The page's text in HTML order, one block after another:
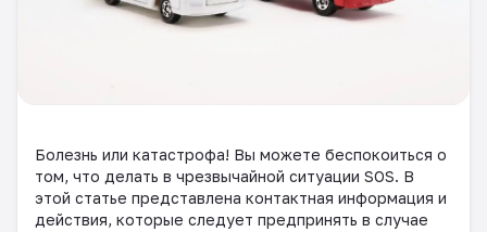
Болезнь или катастрофа! Вы можете беспокоиться о
том, что делать в чрезвычайной ситуации SOS. В
этой статье представлена ​​контактная информация и
действия, которые следует предпринять в случае